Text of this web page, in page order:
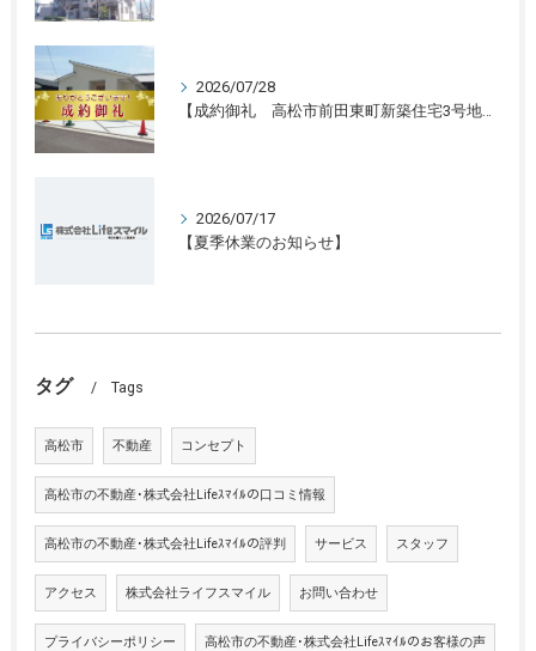
2026/07/28
【成約御礼 高松市前田東町新築住宅3号地】香川県の不動産の買取・売却・査定ならLifeスマイルにお任せください
2026/07/17
【夏季休業のお知らせ】
タグ Tags
高松市 不動産 コンセプト
高松市の不動産･株式会社Lifeｽﾏｲﾙの口コミ情報
高松市の不動産･株式会社Lifeｽﾏｲﾙの評判 サービス スタッフ
アクセス 株式会社ライフスマイル お問い合わせ
プライバシーポリシー 高松市の不動産･株式会社Lifeｽﾏｲﾙのお客様の声